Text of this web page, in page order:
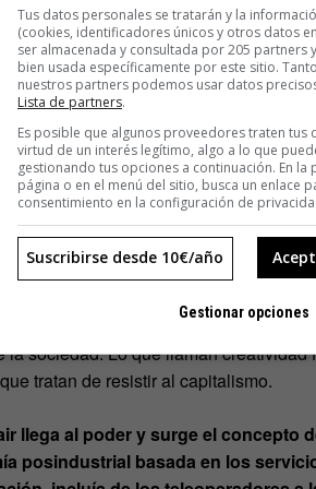
con la intención, en resumen, de
a la creatividad venga
en pequeños autómatas
en la gestión y los entornos
aumentan los suicidios… El
seamos creativos, artistas, para que
el desarrollo tecnológico está hecho
los artistas no son más que barrios con
sea consumir. Un proceso de
sociedad. Lo que llaman creatividad
tratan de resistir al capitalismo.
llega al poder y surge el concepto
posindustrial basada en los
Tus datos personales se tratarán y la
(cookies, identificadores únicos y otros datos
ser almacenada y consultada por 205 partners
bien usada específicamente por este sitio.
nuestros partners podemos usar datos
Lista de partners.
Es posible que algunos proveedores traten tus
virtud de un interés legítimo, algo a lo que
gestionando tus opciones a continuación. En la
página o en el menú del sitio, busca un enlace
consentimiento en la configuración de
Suscribirse desde 10€/año
Gestionar opciones